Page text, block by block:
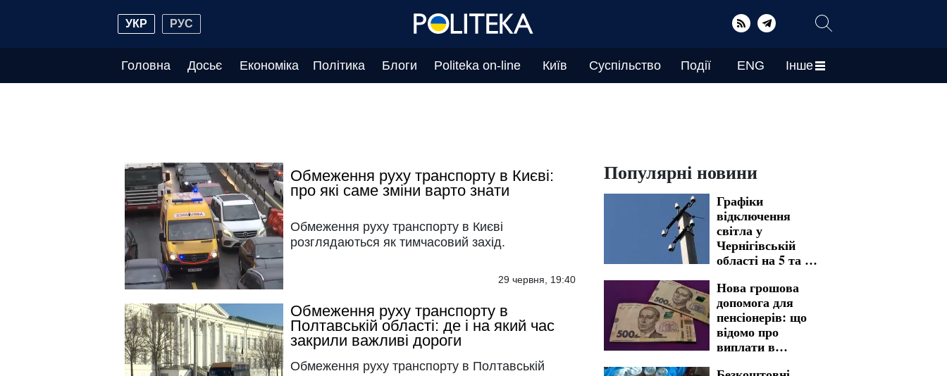
УКР РУС
Головна Досьє Економіка Політика Блоги Politeka on-line Київ Суспільство Події ENG Інше
Обмеження руху транспорту в Києві:
про які саме зміни варто знати
Обмеження руху транспорту в Києві
розглядаються як тимчасовий захід.
29 червня, 19:40
Обмеження руху транспорту в
Полтавській області: де і на який час
закрили важливі дороги
Обмеження руху транспорту в Полтавській
Популярні новини
Графіки
відключення
світла у
Чернігівській
області на 5 та 6
населені пункти
опинилися під
суровими
обмеженнями
Нова грошова
допомога для
пенсіонерів: що
відомо про
виплати в